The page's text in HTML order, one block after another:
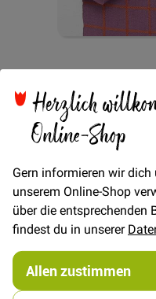
Herzlich
Online-Shop
Gern informieren wir dich
unserem Online-Shop
über die entsprechenden
findest du in unserer
Allen zustimmen
Bildgalerie
springen
VerfügbarkeitAuf Lager
24,00 €
€/METER(Freie Eingabe)
In